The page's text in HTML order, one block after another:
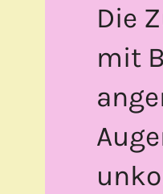
Die
mit